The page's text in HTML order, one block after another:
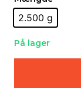
2.500 g
På lager